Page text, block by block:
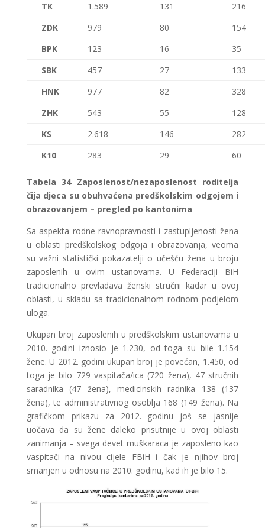
TK
1.589 131
216
ZDK
979 80
154
BPK
123 16
35
SBK
457 27
133
HNK
977 82
328
ZHK
543 55
128
KS
2.618 146
282
K10
283 29 60
Tabela34 Zaposlenost/nezaposlenost roditelja
čija djeca su obuhvaćena predškolskim odgojem i
obrazovanjem – pregled po kantonima
Sa aspekta rodne ravnopravnosti i zastupljenosti žena
u oblasti predškolskog odgoja i obrazovanja, veoma
su važni statistički pokazatelji o učešću žena u broju
zaposlenih u ovim ustanovama. U Federaciji BiH
tradicionalno prevladava ženski stručni kadar u ovoj
oblasti, u skladu sa tradicionalnom rodnom podjelom
uloga.
Ukupan broj zaposlenih u predškolskim ustanovama u
2010. godini iznosio je 1.230, od toga su bile 1.154
žene. U 2012. godini ukupan broj je povećan, 1.450, od
toga je bilo 729 vaspitača/ica (720 žena), 47 stručnih
saradnika (47 žena), medicinskih radnika 138 (137
žena), te administrativnog osoblja 168 (149 žena). Na
grafičkom prikazu za 2012. godinu još se jasnije
uočava da su žene daleko prisutnije u ovoj oblasti
zanimanja – svega devet muškaraca je zaposleno kao
vaspitači na nivou cijele FBiH i čak je njihov broj
smanjen u odnosu na 2010. godinu, kad ih je bilo 15.